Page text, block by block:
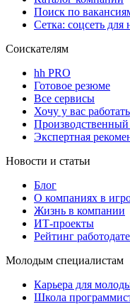
Поиск по
Сетка: соцсеть для
Соискателям
hh PRO
Готовое резюме
Все сервисы
Хочу у вас работать
Производственный
Экспертная
Новости и статьи
Блог
О компаниях в
Жизнь в компании
ИТ-проекты
Рейтинг
Молодым специалистам
Карьера для
Школа